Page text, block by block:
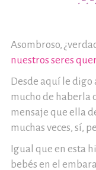
Asombroso,
nuestros seres
Desde aquí le digo
mucho de haberla
mensaje que ella
muchas veces, sí,
Igual que en esta
bebés en el